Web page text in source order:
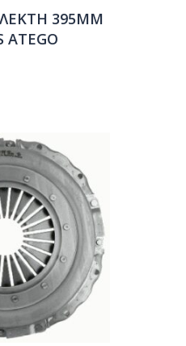
395ΜΜ
ATEGO